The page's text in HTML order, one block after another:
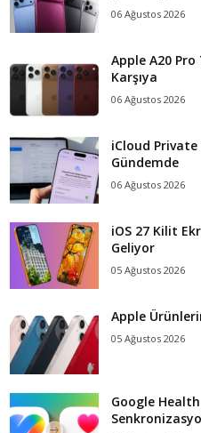
06 Ağustos 2026
Apple A20
Karşıya
06 Ağustos 2026
iCloud Private
Gündemde
06 Ağustos 2026
iOS 27 Kilit
Geliyor
05 Ağustos 2026
Apple
05 Ağustos 2026
Google